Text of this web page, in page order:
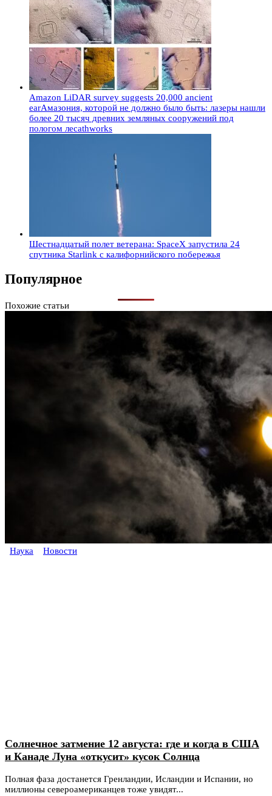
Amazon LiDAR survey suggests 20,000 ancient
earАмазония, которой не должно было быть: лазеры нашли
более 20 тысяч древних земляных сооружений под
пологом лесаthworks
Шестнадцатый полет ветерана: SpaceX запустила 24
спутника Starlink с калифорнийского побережья
Популярное
Похожие статьи
Наука Новости
Солнечное затмение 12 августа: где и когда в США
и Канаде Луна «откусит» кусок Солнца
Полная фаза достанется Гренландии, Исландии и Испании, но
миллионы североамериканцев тоже увидят...